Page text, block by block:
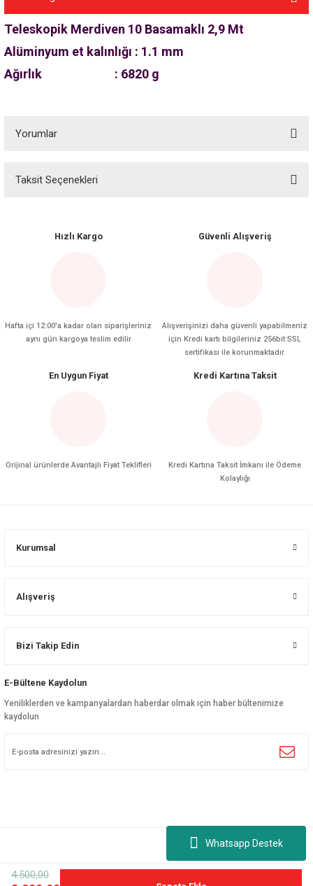
Whatsapp Destek
Teleskopik Merdiven 10 Basamaklı 2,9 Mt
Alüminyum et kalınlığı : 1.1 mm
Ağırlık : 6820 g
Yorumlar
Hızlı kargo için teşekkürler Ürün harika kullanışlı çok hafif portatif kuşlanışlı
Vade farksiz 3 taksit yaziyor ancak her vadede fark uygulaniyor. Kontrol etmeniz
gerekiyor.
Taksit Seçenekleri
4.500,00
Hızlı Kargo
Hafta içi 12:00'a kadar olan siparişleriniz
aynı gün kargoya teslim edilir
Güvenli Alışveriş
Alışverişinizi daha güvenli yapabilmeniz
için Kredi kartı bilgileriniz 256bit SSL
sertifikası ile korunmaktadır.
En Uygun Fiyat
Orijinal ürünlerde Avantajlı Fiyat Teklifleri
Kredi Kartına Taksit
Kredi Kartına Taksit İmkanı ile Ödeme
Kolaylığı
Kurumsal
Alışveriş
Bizi Takip Edin
E-Bültene Kaydolun
Yeniliklerden ve kampanyalardan haberdar olmak için haber bültenimize
kaydolun